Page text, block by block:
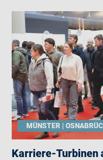
MÜNSTER |
Karriere-Turbinen